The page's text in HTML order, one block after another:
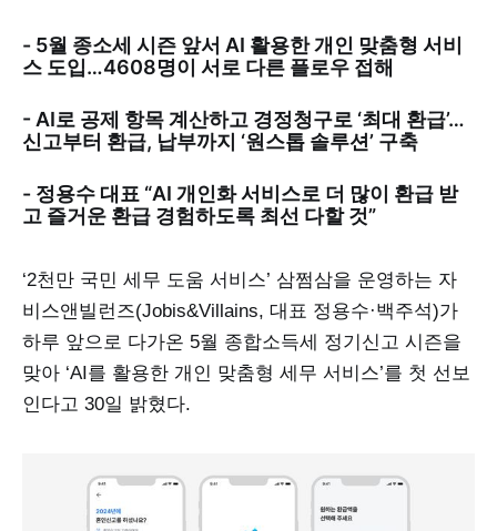
- 5월 종소세 시즌 앞서 AI 활용한 개인 맞춤형 서비
스 도입…4608명이 서로 다른 플로우 접해
- AI로 공제 항목 계산하고 경정청구로 ‘최대 환급’…
신고부터 환급, 납부까지 ‘원스톱 솔루션’ 구축
- 정용수 대표 “AI 개인화 서비스로 더 많이 환급 받
고 즐거운 환급 경험하도록 최선 다할 것”
‘2천만 국민 세무 도움 서비스’ 삼쩜삼을 운영하는 자
비스앤빌런즈(Jobis&Villains, 대표 정용수·백주석)가
하루 앞으로 다가온 5월 종합소득세 정기신고 시즌을
맞아 ‘AI를 활용한 개인 맞춤형 세무 서비스’를 첫 선보
인다고 30일 밝혔다.